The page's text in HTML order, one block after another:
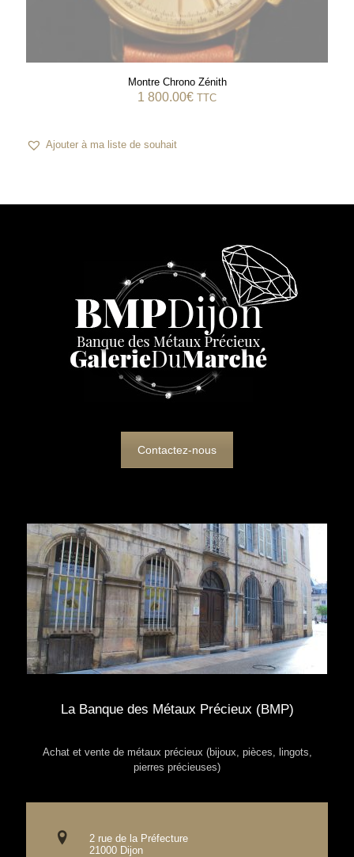
Montre Chrono Zénith
1 800.00€ TTC
Ajouter à ma liste de souhait
Contactez-nous
La Banque des Métaux Précieux (BMP)
Achat et vente de métaux précieux (bijoux, pièces, lingots,
pierres précieuses)
2 rue de la Préfecture
21000 Dijon